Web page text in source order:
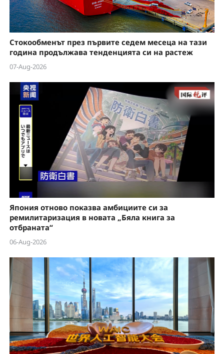
Стокообменът през първите седем месеца на тази
година продължава тенденцията си на растеж
07-Aug-2026
Япония отново показва амбициите си за
ремилитаризация в новата „Бяла книга за
отбраната“
06-Aug-2026